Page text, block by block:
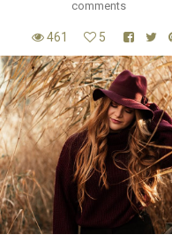
comments
461 5